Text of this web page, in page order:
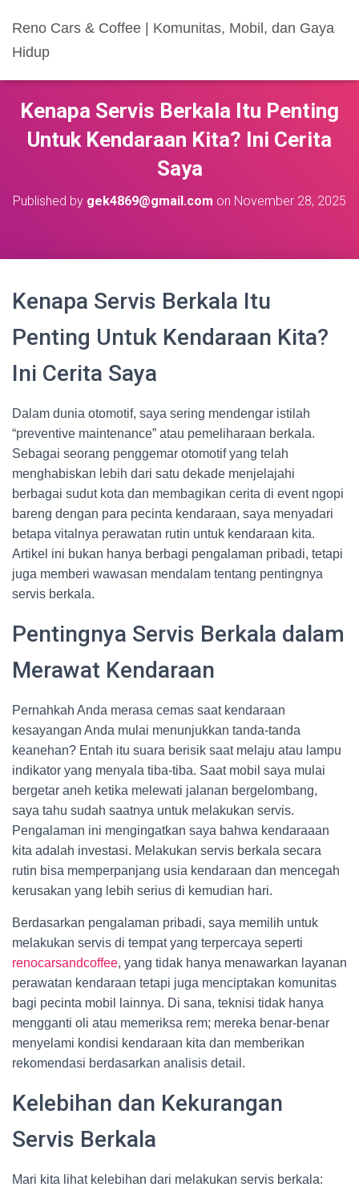
Reno Cars & Coffee | Komunitas, Mobil, dan Gaya
Hidup
Kenapa Servis Berkala Itu Penting
Untuk Kendaraan Kita? Ini Cerita
Saya
Published by gek4869@gmail.com on November 28, 2025
Kenapa Servis Berkala Itu
Penting Untuk Kendaraan Kita?
Ini Cerita Saya
Dalam dunia otomotif, saya sering mendengar istilah
“preventive maintenance” atau pemeliharaan berkala.
Sebagai seorang penggemar otomotif yang telah
menghabiskan lebih dari satu dekade menjelajahi
berbagai sudut kota dan membagikan cerita di event ngopi
bareng dengan para pecinta kendaraan, saya menyadari
betapa vitalnya perawatan rutin untuk kendaraan kita.
Artikel ini bukan hanya berbagi pengalaman pribadi, tetapi
juga memberi wawasan mendalam tentang pentingnya
servis berkala.
Pentingnya Servis Berkala dalam
Merawat Kendaraan
Pernahkah Anda merasa cemas saat kendaraan
kesayangan Anda mulai menunjukkan tanda-tanda
keanehan? Entah itu suara berisik saat melaju atau lampu
indikator yang menyala tiba-tiba. Saat mobil saya mulai
bergetar aneh ketika melewati jalanan bergelombang,
saya tahu sudah saatnya untuk melakukan servis.
Pengalaman ini mengingatkan saya bahwa kendaraaan
kita adalah investasi. Melakukan servis berkala secara
rutin bisa memperpanjang usia kendaraan dan mencegah
kerusakan yang lebih serius di kemudian hari.
Berdasarkan pengalaman pribadi, saya memilih untuk
melakukan servis di tempat yang terpercaya seperti
renocarsandcoffee, yang tidak hanya menawarkan layanan
perawatan kendaraan tetapi juga menciptakan komunitas
bagi pecinta mobil lainnya. Di sana, teknisi tidak hanya
mengganti oli atau memeriksa rem; mereka benar-benar
menyelami kondisi kendaraan kita dan memberikan
rekomendasi berdasarkan analisis detail.
Kelebihan dan Kekurangan
Servis Berkala
Mari kita lihat kelebihan dari melakukan servis berkala: